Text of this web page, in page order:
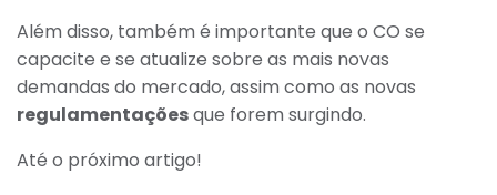
Além disso, também é importante que o CO se
capacite e se atualize sobre as mais novas
demandas do mercado, assim como as novas
regulamentaçõesque forem surgindo.
Até o próximo artigo!